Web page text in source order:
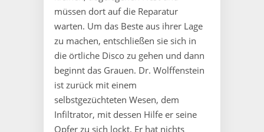
müssen dort auf die Reparatur
warten. Um das Beste aus ihrer Lage
zu machen, entschließen sie sich in
die örtliche Disco zu gehen und dann
beginnt das Grauen. Dr. Wolffenstein
ist zurück mit einem
selbstgezüchteten Wesen, dem
Infiltrator, mit dessen Hilfe er seine
Opfer zu sich lockt. Er hat nichts